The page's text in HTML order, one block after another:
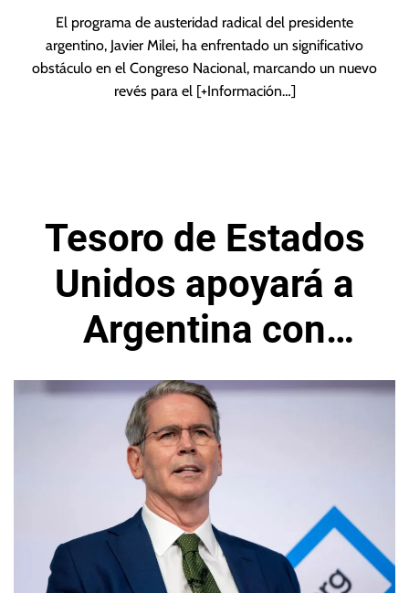
El programa de austeridad radical del presidente
argentino, Javier Milei, ha enfrentado un significativo
obstáculo en el Congreso Nacional, marcando un nuevo
revés para el [+Información…]
Tesoro de Estados
Unidos apoyará a
Argentina con
varios
financiamientos